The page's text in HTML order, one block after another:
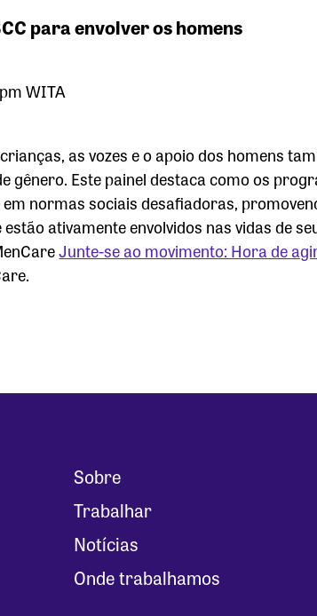
para envolver os homens
WITA
as vozes e o apoio dos homens
gênero. Este painel destaca como os
normas sociais desafiadoras,
ativamente envolvidos nas vidas de
Junte-se ao movimento: Hora de
Sobre
Trabalhar
Notícias
Onde trabalhamos